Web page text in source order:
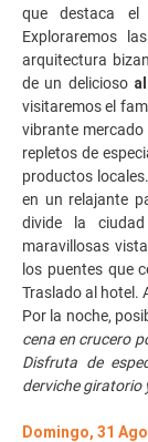
que destaca el
Exploraremos
arquitectura
de un delicioso
visitaremos el
vibrante
repletos de
productos
en un relajante
divide la
maravillosas
los puentes que
Traslado al hotel.
Por la noche,
cena en crucero
Disfruta de
derviche giratorio
Domingo, 31